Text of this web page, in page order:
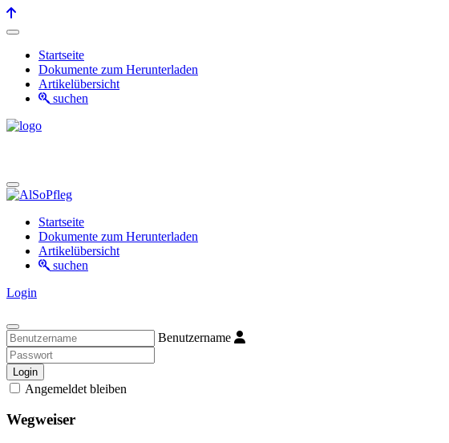
Startseite
Dokumente zum Herunterladen
Artikelübersicht
suchen
Startseite
Dokumente zum Herunterladen
Artikelübersicht
suchen
Login
Benutzername
Login
Angemeldet bleiben
Wegweiser